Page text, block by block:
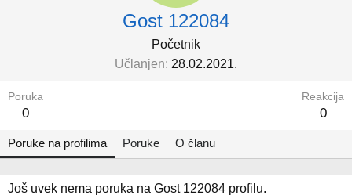
Gost 122084
Početnik
Učlanjen 28.02.2021.
Poruka
0
Reakcija
0
Poruke na profilima Poruke O članu
Još uvek nema poruka na Gost 122084 profilu.